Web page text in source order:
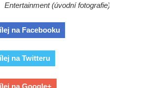
Entertainment (úvodní fotografie)
na Facebooku
na Twitteru
na Google+